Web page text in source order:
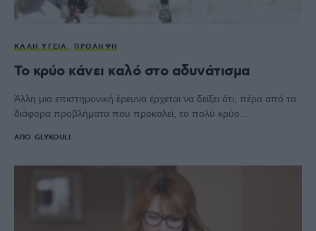
ΚΑΛΉ ΥΓΕΊΑ ΠΡΌΛΗΨΗ
To κρύο κάνει καλό στο αδυνάτισμα
Άλλη μια επιστημονική έρευνα έρχεται να δείξει ότι, πέρα από τα
διάφορα προβλήματα που προκαλεί, το πολύ κρύο…
ΑΠΌ GLYKOULI